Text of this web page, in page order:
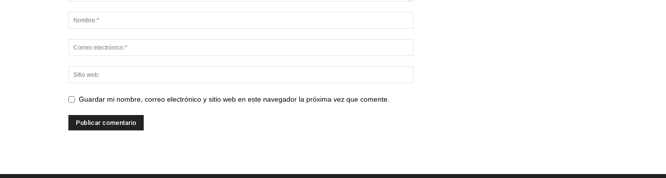
Guardar mi nombre, correo electrónico y sitio web en este navegador la próxima vez que comente.